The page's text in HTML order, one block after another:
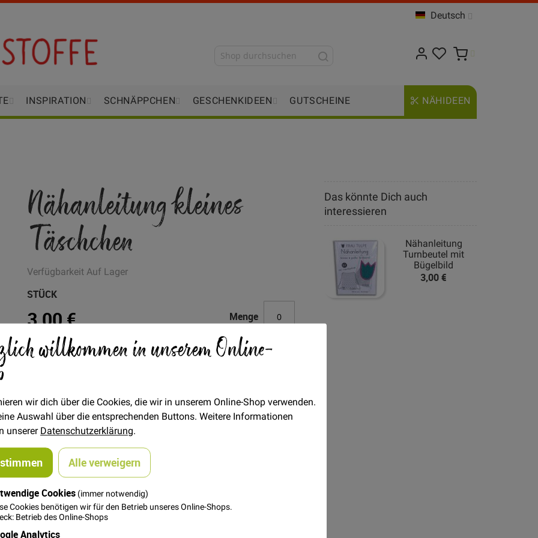
willkommen in unserem Online-
wir dich über die Cookies, die wir in unserem Online-Shop verwenden.
Auswahl über die entsprechenden Buttons. Weitere Informationen
unsererDatenschutzerklärung.
Alle verweigern
Cookies (immer notwendig)
Cookies benötigen wir für den Betrieb unseres Online-Shops.
Betrieb des Online-Shops
Analytics
Deutsch
INSPIRATION SCHNÄPPCHEN GESCHENKIDEEN GUTSCHEINE NÄHIDEEN
Nähanleitung kleines
Täschchen
VerfügbarkeitAuf Lager
3,00 €
STÜCK
Menge
In den Warenkorb
Das könnte Dich auch
interessieren
Nähanleitung
Turnbeutel mit
Bügelbild
3,00 €
Kosmetik-Täschchen mit Futter, Reißverschluss und kleinem
sollte das kein Problem sein! Das Schnittmuster ist für ein